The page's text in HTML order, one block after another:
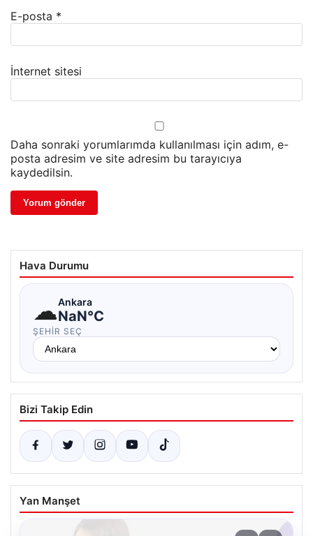
E-posta *
İnternet sitesi
Daha sonraki yorumlarımda kullanılması için adım, e-
posta adresim ve site adresim bu tarayıcıya
kaydedilsin.
Hava Durumu
☁Ankara
NaN°C
ŞEHIR SEÇ
Bizi Takip Edin
Yan Manşet